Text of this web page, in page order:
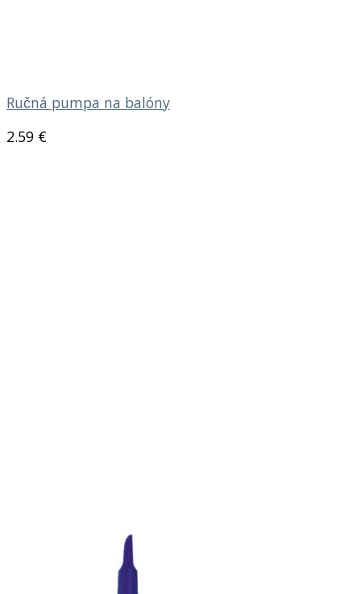
Ručná pumpa na balóny
2.59 €